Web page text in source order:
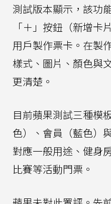
測試版本顯示，該功
「＋」按鈕（新增卡
用戶製作票卡。在製
樣式、圖片、顏色與
更清楚。
目前蘋果測試三種模
色）、會員（藍色）
對應一般用途、健身
比賽等活動門票。